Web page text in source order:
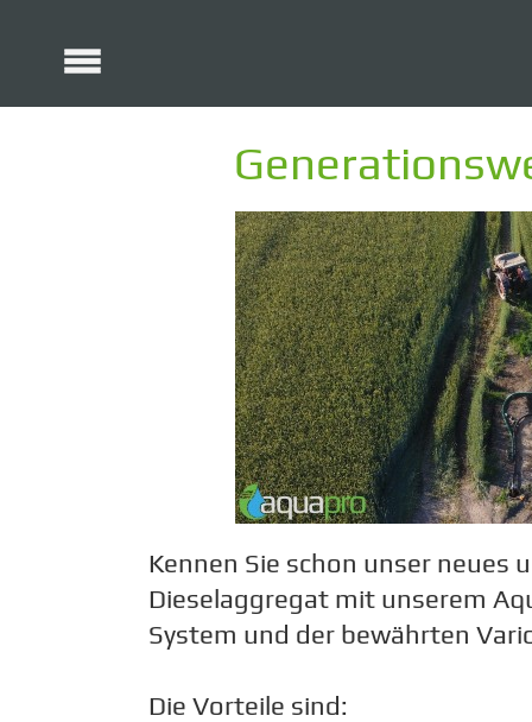
Kennen Sie schon unser neues
Dieselaggregat mit unserem
System und der bewährten
Die Vorteile sind: